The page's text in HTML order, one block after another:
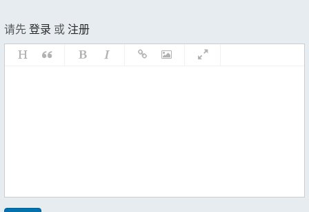
请先登录 或 注册